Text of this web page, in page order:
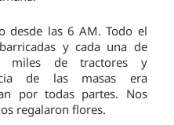
desde las 6 AM. Todo el
y cada una de
miles de tractores y
de las masas era
por todas partes. Nos
regalaron flores.